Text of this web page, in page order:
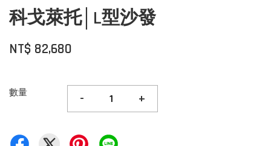
科戈萊托│L型沙發
NT$ 82,680
數量 - +